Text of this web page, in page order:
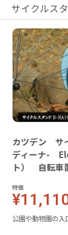
サイクルス
カツデン サ
ディーナ-
ト） 自転車
特価
公園や動物園の入